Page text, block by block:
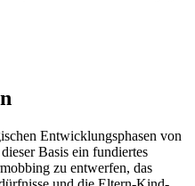
Entwicklungsphasen von
Basis ein fundiertes
zu entwerfen, das